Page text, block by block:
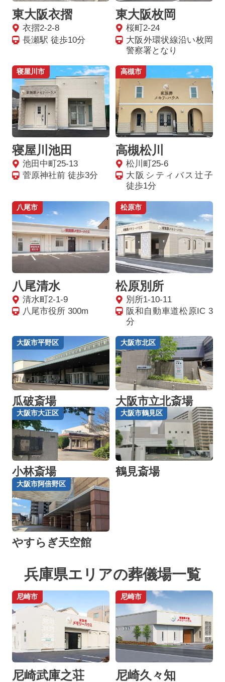
東大阪衣摺
衣摺2-2-8
長瀬駅 徒歩10分
東大阪枚岡
桜町2-24
大阪外環状線沿い枚岡
警察署となり
寝屋川市
寝屋川池田
池田中町25-13
菅原神社前 徒歩3分
高槻市
高槻松川
松川町25-6
大阪シティバス辻子
徒歩1分
八尾市
八尾清水
清水町2-1-9
八尾市役所 300m
松原市
松原別所
別所1-10-11
阪和自動車道松原IC 3
分
大阪市平野区
瓜破斎場
大阪市北区
大阪市立北斎場
大阪市大正区
小林斎場
大阪市鶴見区
鶴見斎場
大阪市阿倍野区
やすらぎ天空館
兵庫県エリアの葬儀場一覧
尼崎市
尼崎武庫之荘
尼崎市
尼崎久々知